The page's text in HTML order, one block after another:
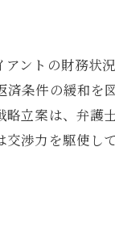
ントの財務状
条件の緩和を
立案は、弁護
渉力を駆使し